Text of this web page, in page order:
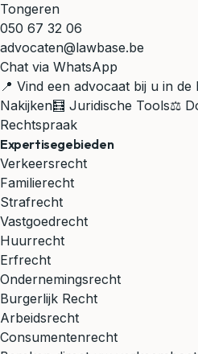
Tongeren
050 67 32 06
advocaten@lawbase.be
Chat via WhatsApp
📍 Vind een advocaat bij u in de
Nakijken🧮 Juridische Tools⚖️
Rechtspraak
Expertisegebieden
Verkeersrecht
Familierecht
Strafrecht
Vastgoedrecht
Huurrecht
Erfrecht
Ondernemingsrecht
Burgerlijk Recht
Arbeidsrecht
Consumentenrecht